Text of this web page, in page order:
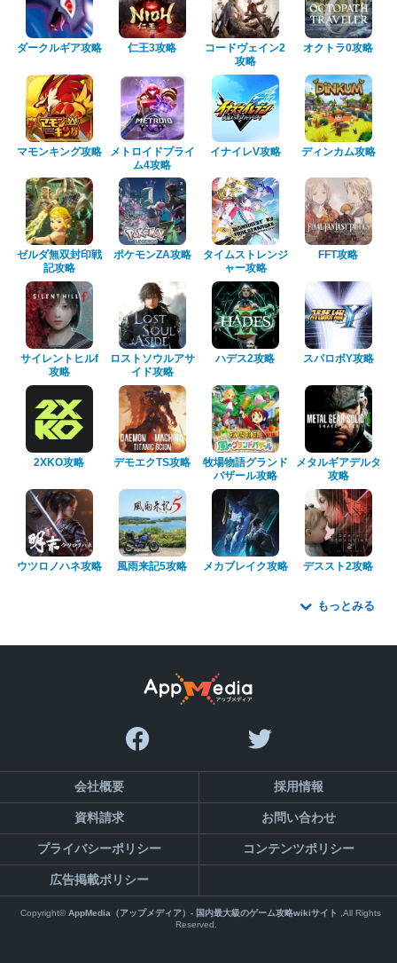
ダークルギア攻略 仁王3攻略
コードヴェイン2
攻略
オクトラ0攻略
マモンキング攻略
メトロイドプライ
ム4攻略
イナイレV攻略 ディンカム攻略
ゼルダ無双封印戦
記攻略
ポケモンZA攻略
タイムストレンジ
ャー攻略
FFT攻略
サイレントヒルf
攻略
ロストソウルアサ
イド攻略
ハデス2攻略 スパロボY攻略
2XKO攻略 デモエクTS攻略
牧場物語グランド
バザール攻略
メタルギアデルタ
攻略
ウツロノハネ攻略 風雨来記5攻略 メカブレイク攻略 デススト2攻略
もっとみる
会社概要 採用情報
資料請求 お問い合わせ
プライバシーポリシー コンテンツポリシー
広告掲載ポリシー
Copyright©AppMedia（アップメディア）- 国内最大級のゲーム攻略wikiサイト
,All Rights
Reserved.